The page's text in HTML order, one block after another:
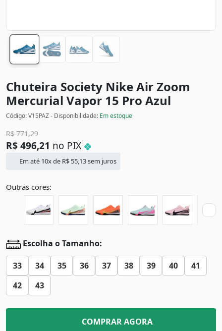
Chuteira Society Nike Air Zoom
Mercurial Vapor 15 Pro Azul
Código: V15PAZ - Disponibilidade: Em estoque
R$771,29
R$ 496,21 no PIX
Em até 10x de R$ 55,13sem juros
Outras cores:
Escolha o Tamanho:
33 34 35 36 37 38 39 40
41
42
43
COMPRAR AGORA